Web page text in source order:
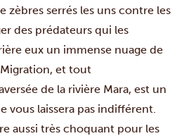
zèbres serrés les uns contre les
des prédateurs qui les
eux un immense nuage de
Migration, et tout
de la rivière Mara, est un
vous laissera pas indifférent.
aussi très choquant pour les